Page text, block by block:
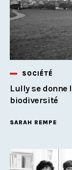
SOCIÉTÉ
Lully se donne
biodiversité
SARAH REMPE